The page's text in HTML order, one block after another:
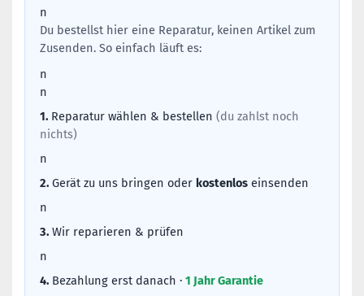
n
Du bestellst hier eine Reparatur, keinen Artikel zum
Zusenden. So einfach läuft es:
n
n
1. Reparatur wählen & bestellen (du zahlst noch
nichts)
n
2. Gerät zu uns bringen oder kostenlos einsenden
n
3. Wir reparieren & prüfen
n
4. Bezahlung erst danach · 1 Jahr Garantie